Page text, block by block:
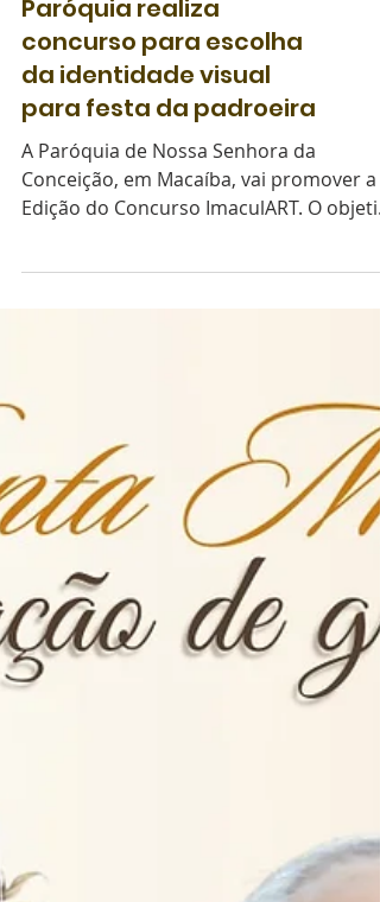
Paróquia realiza
concurso para escolha
da identidade visual
para festa da padroeira
A Paróquia de Nossa Senhora da
Edição do Concurso ImaculART. O